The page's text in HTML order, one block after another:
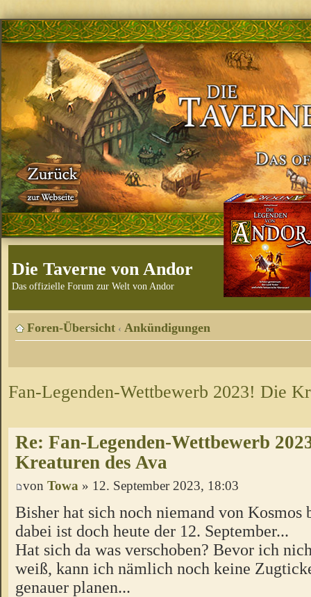
Die Taverne von Andor
Das offizielle Forum zur Welt von Andor
Foren-Übersicht ‹ Ankündigungen
Fan-Legenden-Wettbewerb 2023! Die
Re: Fan-Legenden-Wettbewerb
Kreaturen des Ava
von Towa » 12. September 2023, 18:03
Bisher hat sich noch niemand von Kosmos
dabei ist doch heute der 12. September...
Hat sich da was verschoben? Bevor ich
weiß, kann ich nämlich noch keine
genauer planen...